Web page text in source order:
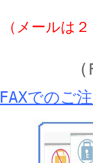
（メールは
FAXでのご